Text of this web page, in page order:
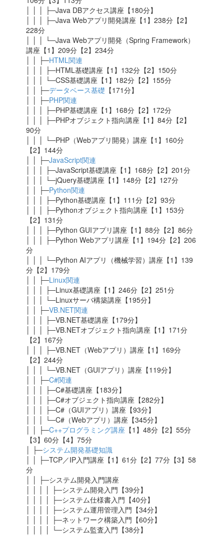
│ │ │ ├─Java DBアクセス講座【180分】
│ │ │ ├─Java Webアプリ開発講座【1】238分【2】
228分
│ │ │ └─Java Webアプリ開発（Spring Framework）
講座 【1】209分【2】234分
│ │ ├─HTML関連
│ │ │ ├─HTML基礎講座【1】132分【2】150分
│ │ │ └─CSS基礎講座【1】182分【2】155分
│ │ ├─データベース基礎 【171分】
│ │ ├─PHP関連
│ │ │ ├─PHP基礎講座【1】168分【2】172分
│ │ │ ├─PHPオブジェクト指向講座【1】84分【2】
90分
│ │ │ └─PHP（Webアプリ開発）講座【1】160分
【2】144分
│ │ ├─JavaScript関連
│ │ │ ├─JavaScript基礎講座【1】168分【2】201分
│ │ │ └─jQuery基礎講座【1】148分【2】127分
│ │ ├─Python関連
│ │ │ ├─Python基礎講座【1】111分【2】93分
│ │ │ ├─Pythonオブジェクト指向講座【1】153分
【2】131分
│ │ │ ├─Python GUIアプリ講座【1】88分【2】86分
│ │ │ ├─Python Webアプリ講座【1】194分【2】206
分
│ │ │ └─Python AIアプリ（機械学習）講座【1】139
分【2】179分
│ │ ├─Linux関連
│ │ │ ├─Linux基礎講座【1】246分【2】251分
│ │ │ └─Linuxサーバ構築講座【195分】
│ │ ├─VB.NET関連
│ │ │ ├─VB.NET基礎講座【179分】
│ │ │ ├─VB.NETオブジェクト指向講座【1】171分
【2】167分
│ │ │ ├─VB.NET（Webアプリ）講座【1】169分
【2】244分
│ │ │ └─VB.NET（GUIアプリ）講座【119分】
│ │ ├─C#関連
│ │ │ ├─C#基礎講座【183分】
│ │ │ ├─C#オブジェクト指向講座【282分】
│ │ │ ├─C#（GUIアプリ）講座【93分】
│ │ │ └─C#（Webアプリ）講座【345分】
│ │ ├─C++プログラミング講座 【1】48分【2】55分
【3】60分【4】75分
│ ├─システム開発基礎知識
│ │ ├─TCP／IP入門講座【1】61分【2】77分【3】58
分
│ │ ├─システム開発入門講座
│ │ │ │ ├─システム開発入門【39分】
│ │ │ │ ├─システム仕様書入門【40分】
│ │ │ │ ├─システム運用管理入門【34分】
│ │ │ │ ├─ネットワーク構築入門【60分】
│ │ │ │ └─システム監査入門【38分】